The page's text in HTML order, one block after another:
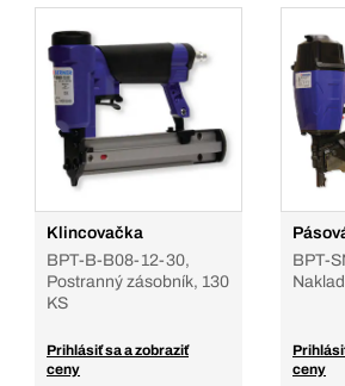
Klincovačka
BPT-B-B08-12-30,
Postranný zásobník, 130
KS
Prihlásiť sa a zobraziť
ceny
BPT-
ceny